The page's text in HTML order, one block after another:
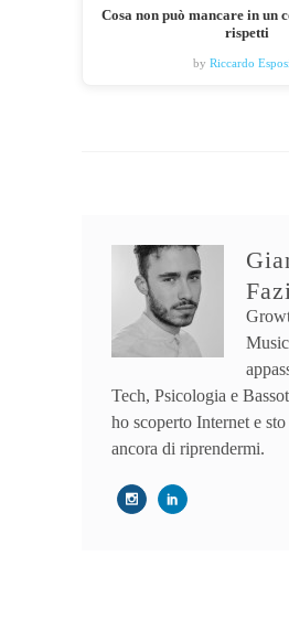
Cosa non può mancare in un
rispetti
by Riccardo
Tech, Psicologia e
ho scoperto Internet e
ancora di riprendermi.